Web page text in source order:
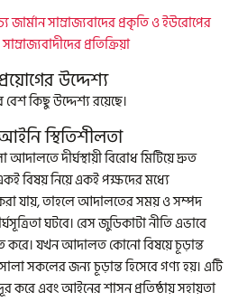
জার্মান সাম্রাজ্যবাদের প্রকৃতি ও ইউরোপের
প্রতিক্রিয়া
উদ্দেশ্য
কিছু উদ্দেশ্য রয়েছে।
স্থিতিশীলতা
আদালতে দীর্ঘস্থায়ী বিরোধ মিটিয়ে দ্রুত
বিষয় নিয়ে একই পক্ষদের মধ্যে
যায়, তাহলে আদালতের সময় ও সম্পদ
ঘটবে। রেস জুডিকাটা নীতি এভাবে
করে। যখন আদালত কোনো বিষয়ে চূড়ান্ত
সকলের জন্য চূড়ান্ত হিসেবে গণ্য হয়। এটি
করে এবং আইনের শাসন প্রতিষ্ঠায় সহায়তা